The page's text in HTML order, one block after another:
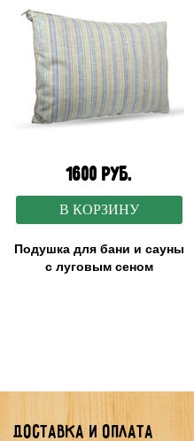
1600 руб.
В КОРЗИНУ
Подушка для бани и сауны
с луговым сеном
Доставка и оплата